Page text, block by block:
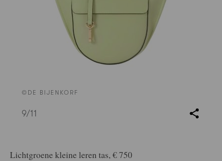
©DE BIJENKORF
9/11
Lichtgroene kleine leren tas, € 750